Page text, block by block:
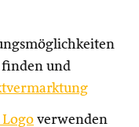
finden und
Logo verwenden